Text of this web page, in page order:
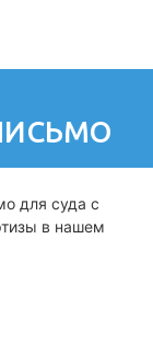
для суда с
в нашем